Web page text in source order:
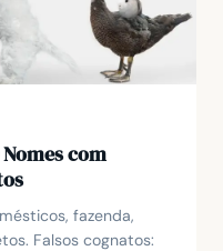
com
fazenda,
Falsos cognatos: